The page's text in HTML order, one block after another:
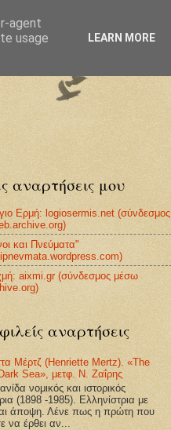
αναρτήσεις μου
Ερμή: logiosermis.net (σύνδεσμος
και Πνεύματα"
aixmi.gr (σύνδεσμος μέσω
αναρτήσεις
Μέρτζ (Henriette Mertz). «The
Sea», μετφ. Ν. Ζαΐρης
νομικός και ιστορικός
(1898 -1985). Ελληνίστρια με
άποψη. Λένε πως η πρώτη που
να έρθει αν...
agent
usage
LEARN MORE